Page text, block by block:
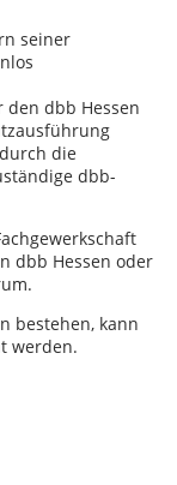
seiner
den dbb Hessen
die
dbb-
dbb Hessen oder
bestehen, kann
werden.